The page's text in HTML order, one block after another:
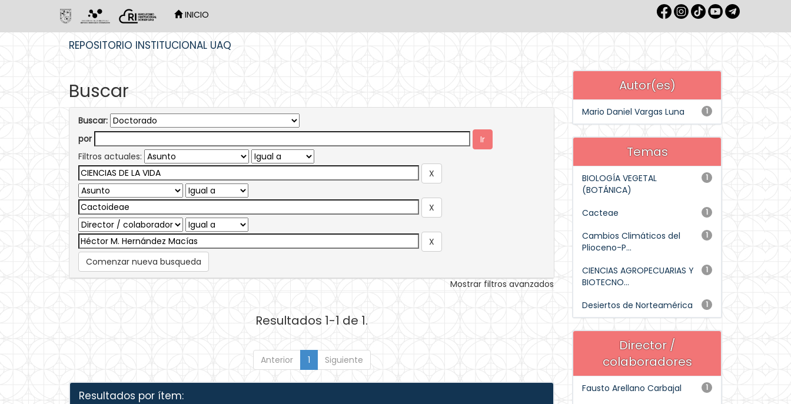
INICIO
REPOSITORIO INSTITUCIONAL UAQ
Buscar
Buscar:
por
Filtros actuales:
Comenzar nueva busqueda
Mostrar filtros avanzados
Resultados 1-1 de 1.
Anterior 1 Siguiente
Resultados por ítem:
Autor(es)
1
Mario Daniel Vargas Luna
Temas
1
BIOLOGÍA VEGETAL
(BOTÁNICA)
1
Cacteae
1
Cambios Climáticos del
Plioceno-P...
1
CIENCIAS AGROPECUARIAS Y
BIOTECNO...
1
Desiertos de Norteamérica
Director /
colaboradores
1
Fausto Arellano Carbajal